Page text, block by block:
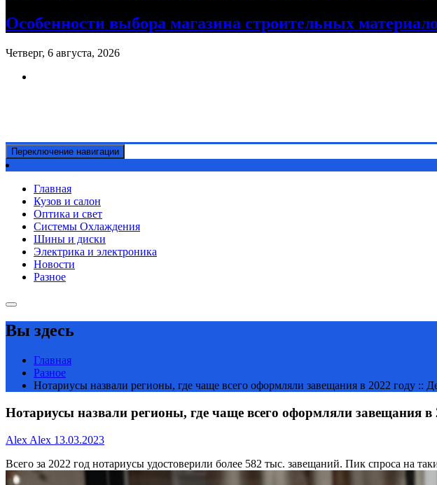
Особенности выбора магазина строительных
Четверг, 6 августа, 2026
Переключение навигации
Главная
Кузов и салон
Оптика и свет
Системы Охлаждения
Шины и диски
Электрика и электроника
Новости
Разное
Вы здесь
Главная
Разное
Нотариусы назвали регионы, где чаще всего оформляли завещания в 2022 году ::
Нотариусы назвали регионы, где чаще всего оформляли завещания
Alex Alex 13.03.2023
Всего за 2022 год нотариусы удостоверили более 582 тыс. завещаний. Пик спроса на